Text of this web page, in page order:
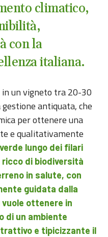
climatico,
con la
italiana.
in un vigneto tra 20-30
gestione antiquata, che
per ottenere una
e qualitativamente
lungo dei filari
di biodiversità
in salute, con
guidata dalla
ottenere in
di un ambiente
e tipicizzante il